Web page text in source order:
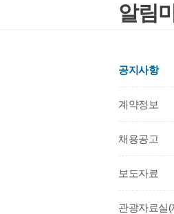
알림
공지사항
계약정보
채용공고
보도자료
관광자료실